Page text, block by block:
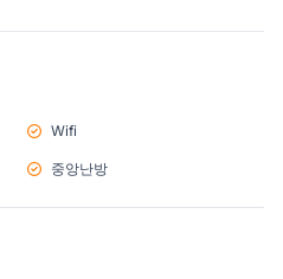
Wifi
중앙난방